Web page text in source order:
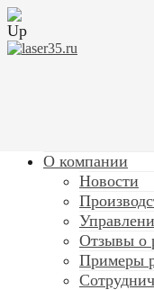
О компании
Новости
Отзывы о
Примеры